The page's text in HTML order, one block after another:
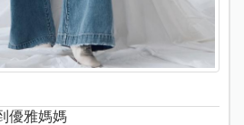
優雅媽媽